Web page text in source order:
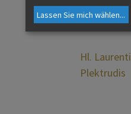
Hl.
Plektrudis
Lassen Sie mich wählen...